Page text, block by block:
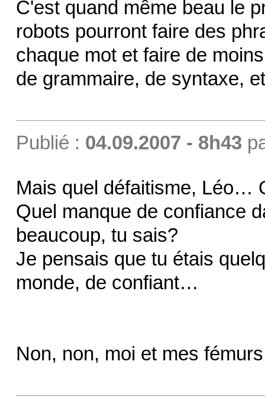
C'est quand même beau le
robots pourront faire des
chaque mot et faire de
de grammaire, de syntaxe,
Publié : 04.09.2007 - 8h43
Mais quel défaitisme, Léo…
Quel manque de confiance
beaucoup, tu sais?
Je pensais que tu étais
monde, de confiant…
Non, non, moi et mes